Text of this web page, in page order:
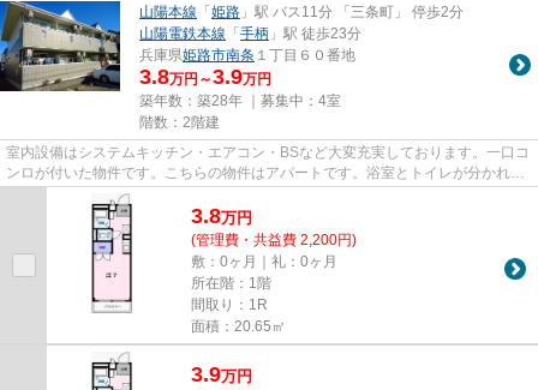
山陽本線 「姫路 」駅 バス11分 「三条町」 停歩2分
山陽電鉄本線 「手柄 」駅 徒歩23分
兵庫県姫路市南条 １丁目６０番地
3.8万円～3.9万円
築年数：築28年 ｜募集中： 4室
階数：2階建
室内設備はシステムキッチン・エアコン・BSなど大変充実しております。一口コ
ンロが付いた物件です。こちらの物件はアパートです。浴室とトイレが分かれて
います。不法投棄やいたずら...
3.8万円
(管理費・共益費 2,200円)
敷：0ヶ月｜礼：0ヶ月
所在階：1階
間取り：1R
面積：20.65㎡
3.9万円